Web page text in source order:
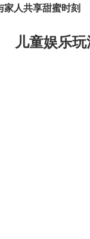
家人共享甜蜜时刻
儿童娱乐